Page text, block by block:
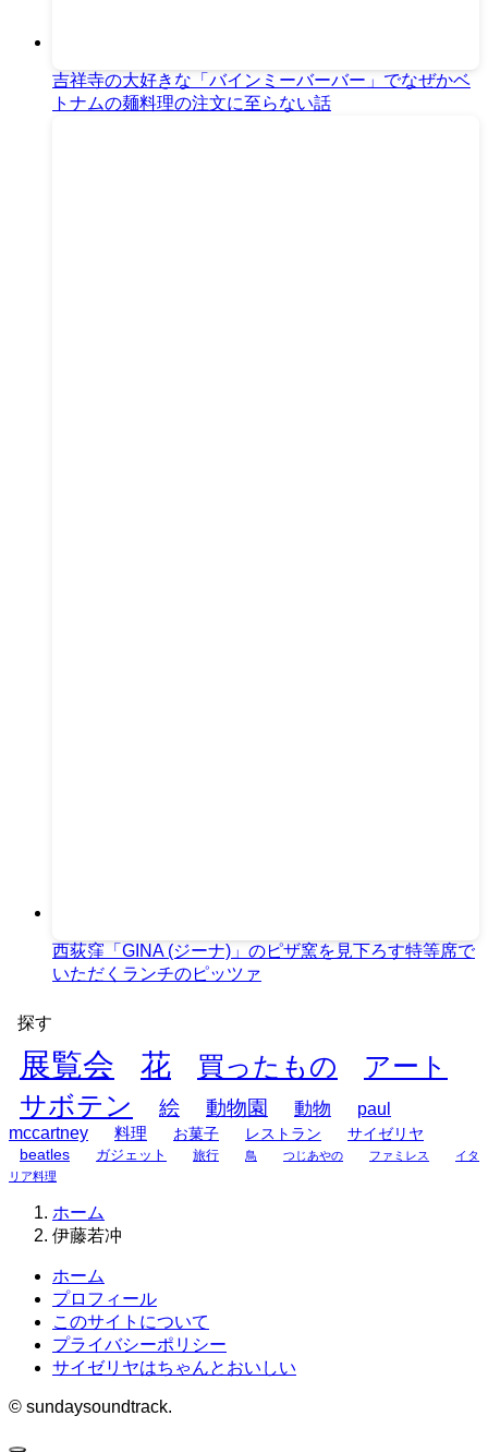
吉祥寺の大好きな「バインミーバーバー」でなぜかベ
トナムの麺料理の注文に至らない話
西荻窪「GINA (ジーナ)」のピザ窯を見下ろす特等席で
いただくランチのピッツァ
探す
展覧会 花 買ったもの アート
サボテン 絵 動物園 動物
paul
mccartney
料理 お菓子 レストラン サイゼリヤ
beatles ガジェット 旅行 鳥 つじあやの ファミレス
イタ
リア料理
ホーム
伊藤若冲
ホーム
プロフィール
このサイトについて
プライバシーポリシー
サイゼリヤはちゃんとおいしい
© sundaysoundtrack.